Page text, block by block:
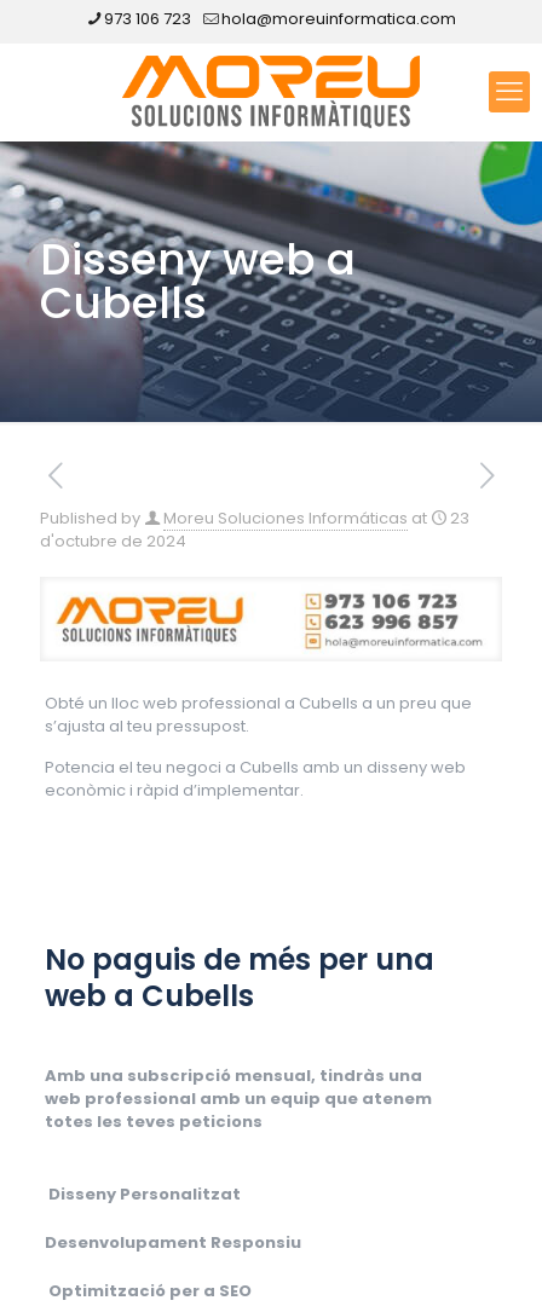
973 106 723 hola@moreuinformatica.com
Disseny web a
Cubells
Published by Moreu Soluciones Informáticas at
23
d'octubre de 2024
Obté un lloc web professional a Cubells a un preu que
s’ajusta al teu pressupost.
Potencia el teu negoci a Cubells amb un disseny web
econòmic i ràpid d’implementar.
No paguis de més per una
web a Cubells
Amb una subscripció mensual, tindràs una
web professional amb un equip que atenem
totes les teves peticions
Disseny Personalitzat
Desenvolupament Responsiu
Optimització per a SEO